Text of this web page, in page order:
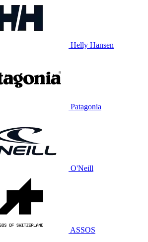
Helly Hansen
Patagonia
O'Neill
ASSOS